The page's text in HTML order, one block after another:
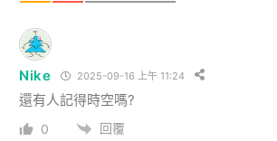
Nike 2025-09-16 上午 11:24
還有人記得時空嗎?
0 回覆